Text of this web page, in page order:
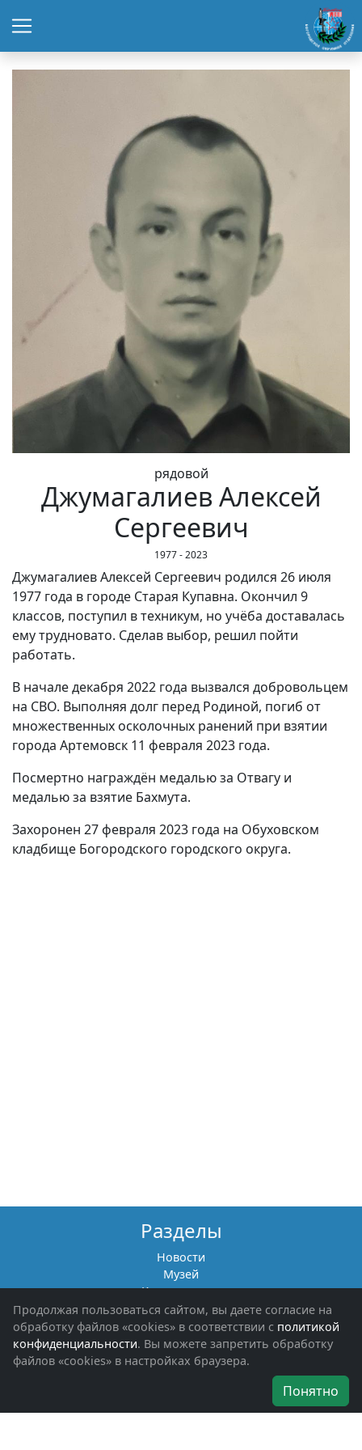
рядовой
Джумагалиев Алексей
Сергеевич
1977 - 2023
Джумагалиев Алексей Сергеевич родился 26 июля
1977 года в городе Старая Купавна. Окончил 9
классов, поступил в техникум, но учёба доставалась
ему трудновато. Сделав выбор, решил пойти
работать.
В начале декабря 2022 года вызвался добровольцем
на СВО. Выполняя долг перед Родиной, погиб от
множественных осколочных ранений при взятии
города Артемовск 11 февраля 2023 года.
Посмертно награждён медалью за Отвагу и
медалью за взятие Бахмута.
Захоронен 27 февраля 2023 года на Обуховском
кладбище Богородского городского округа.
Разделы
Новости
Музей
Книги памяти
Фотоальбомы
Обращения граждан
Помощь участникам СВО и их семьям
Об организации
Наши награды
Продолжая пользоваться сайтом, вы даете согласие на
обработку файлов «cookies» в соответствии с политикой
конфиденциальности. Вы можете запретить обработку
файлов «cookies» в настройках браузера.
Понятно